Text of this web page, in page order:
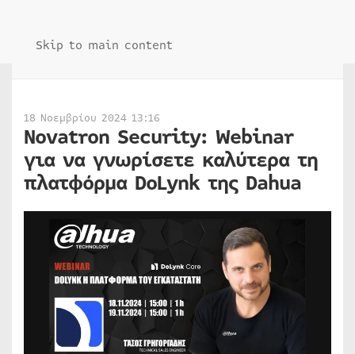
Skip to main content
18 Νοεμβρίου 2024 13:16
Novatron Security: Webinar
για να γνωρίσετε καλύτερα τη
πλατφόρμα DoLynk της Dahua